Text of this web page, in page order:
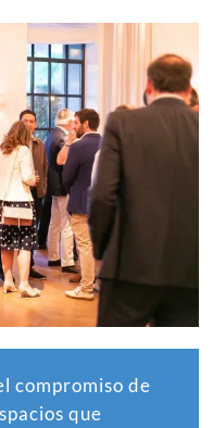
compromiso de
que